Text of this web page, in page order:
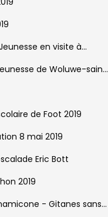
en visite à...
de Woluwe-sain...
de Foot 2019
8 mai 2019
Eric Bott
2019
- Gitanes sans...